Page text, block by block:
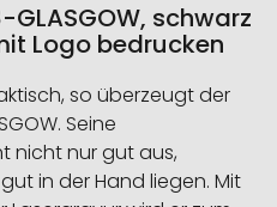
GLASGOW, schwarz
Logo bedrucken
so überzeugt der
Seine
nicht nur gut aus,
in der Hand liegen. Mit